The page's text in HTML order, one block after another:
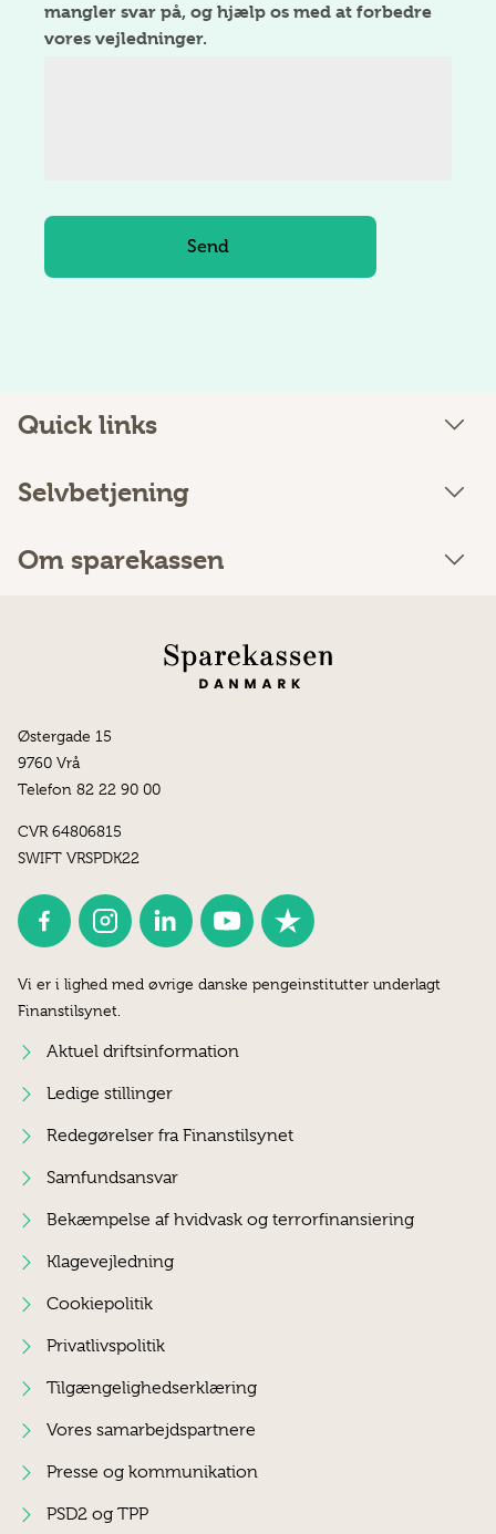
mangler svar på, og hjælp os med at forbedre
vores vejledninger.
Quick links
Selvbetjening
Om sparekassen
Østergade 15
9760 Vrå
Telefon 82 22 90 00
CVR 64806815
SWIFT VRSPDK22
Vi er i lighed med øvrige danske pengeinstitutter underlagt
Finanstilsynet.
Aktuel driftsinformation
Ledige stillinger
Redegørelser fra Finanstilsynet
Samfundsansvar
Bekæmpelse af hvidvask og terrorfinansiering
Klagevejledning
Cookiepolitik
Privatlivspolitik
Tilgængelighedserklæring
Vores samarbejdspartnere
Presse og kommunikation
PSD2 og TPP